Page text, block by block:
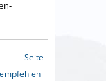
Seite
empfehlen